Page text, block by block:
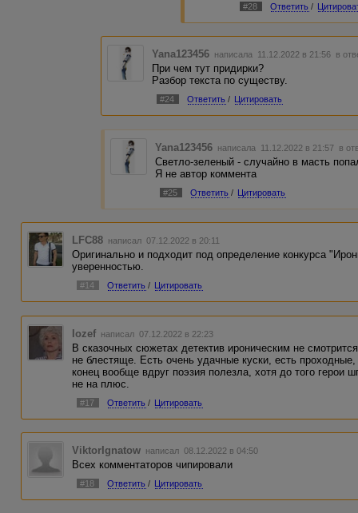
#28 Ответить /
Yana123456 написала 11.12.2022 в 21:56 в
При чем тут придирки?
Разбор текста по существу.
#24 Ответить / Цитировать
Yana123456 написала 11.12.2022 в 21:57 в
Светло-зеленый - случайно в масть
Я не автор коммента
#25 Ответить / Цитировать
LFC88 написал 07.12.2022 в 20:11
Оригинально и подходит под определение конкурса
уверенностью.
#14 Ответить / Цитировать
Iozef написал 07.12.2022 в 22:23
В сказочных сюжетах детектив ироническим не
не блестяще. Есть очень удачные куски, есть
конец вообще вдруг поэзия полезла, хотя до того герои
не на плюс.
#17 Ответить / Цитировать
ViktorIgnatow написал 08.12.2022 в 04:50
Всех комментаторов чипировали
#18 Ответить / Цитировать